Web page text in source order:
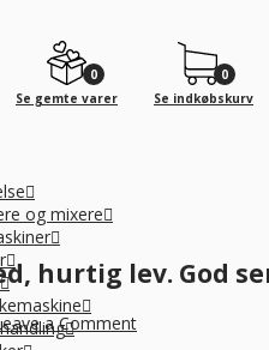
0
Se gemte varer
0
Se indkøbskurv
og mixere
hurtig lev. God
a Comment